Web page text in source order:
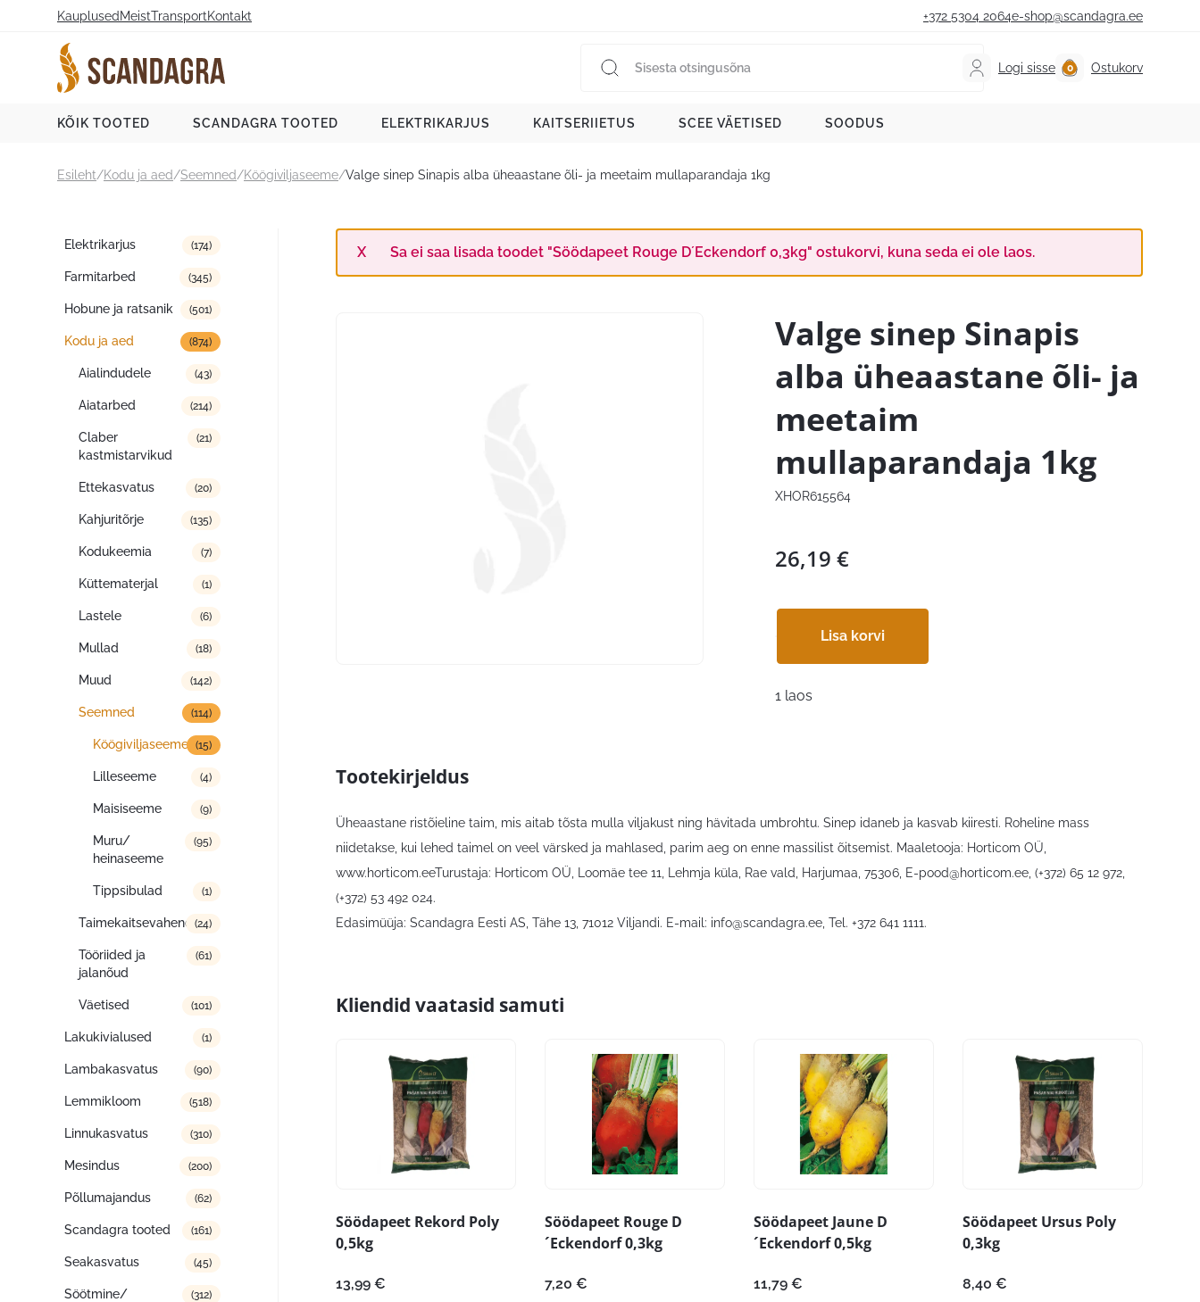
Kauplused MeistTransportKontakt +372 5304 2064e-shop@scandagra.ee
Logi sisse Ostukorv
KÕIK TOOTED SCANDAGRA TOOTED ELEKTRIKARJUS KAITSERIIETUS SCEE VÄETISED SOODUS
Esileht/Kodu ja aed/Seemned/Köögiviljaseeme/Valge sinep Sinapis alba üheaastane õli- ja meetaim mullaparandaja 1kg
Tootekategooriad
Elektrikarjus (174)
Farmitarbed (345)
Hobune ja ratsanik (501)
Kodu ja aed (874)
Aialindudele (43)
Aiatarbed (214)
Claber
kastmistarvikud
(21)
Ettekasvatus (20)
Kahjuritõrje (135)
Kodukeemia (7)
Küttematerjal (1)
Lastele (6)
Mullad (18)
Muud (142)
Seemned (114)
Köögiviljaseeme (15)
Lilleseeme (4)
Maisiseeme (9)
Muru/
heinaseeme
(95)
Tippsibulad (1)
Taimekaitsevahendid(24)
Tööriided ja
jalanõud
(61)
Väetised (101)
Lakukivialused (1)
Lambakasvatus (90)
Lemmikloom (518)
Linnukasvatus (310)
Mesindus (200)
Põllumajandus (62)
Scandagra tooted (161)
Seakasvatus (45)
Söötmine/
(312)
Sa ei saa lisada toodet "Söödapeet Rouge D´Eckendorf 0,3kg" ostukorvi, kuna seda ei ole laos.
Valge sinep Sinapis
alba üheaastane õli- ja
meetaim
mullaparandaja 1kg
XHOR615564
26,19 €
Lisa korvi
1 laos
Tootekirjeldus
Üheaastane ristõieline taim, mis aitab tõsta mulla viljakust ning hävitada umbrohtu. Sinep idaneb ja kasvab kiiresti. Roheline mass
niidetakse, kui lehed taimel on veel värsked ja mahlased, parim aeg on enne massilist õitsemist. Maaletooja: Horticom OÜ,
www.horticom.eeTurustaja: Horticom OÜ, Loomäe tee 11, Lehmja küla, Rae vald, Harjumaa, 75306, E-pood@horticom.ee , (+372) 65 12 972,
(+372) 53 492 024.
Edasimüüja: Scandagra Eesti AS, Tähe 13, 71012 Viljandi. E-mail: info@scandagra.ee , Tel. +372 641 1111.
Kliendid vaatasid samuti
Söödapeet Rekord Poly
0,5kg
13,99 €
Söödapeet Rouge D
´Eckendorf 0,3kg
7,20 €
Söödapeet Jaune D
´Eckendorf 0,5kg
11,79 €
Söödapeet Ursus Poly
0,3kg
8,40 €